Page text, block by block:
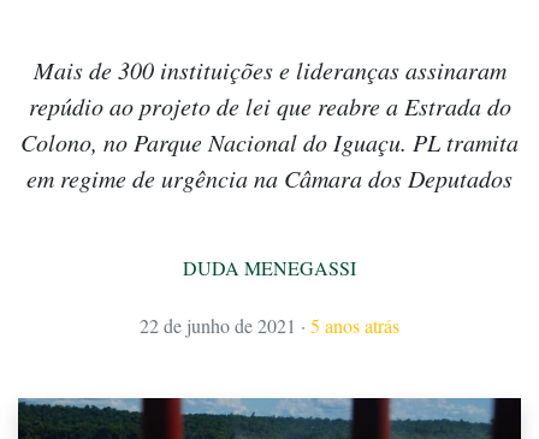
Mais de 300 instituições e lideranças assinaram
repúdio ao projeto de lei que reabre a Estrada do
Colono, no Parque Nacional do Iguaçu. PL tramita
em regime de urgência na Câmara dos Deputados
DUDA MENEGASSI
22 de junho de 2021 · 5 anos atrás